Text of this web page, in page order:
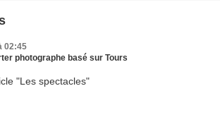
02:45
photographe basé sur Tours